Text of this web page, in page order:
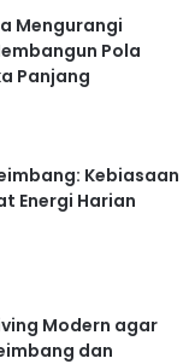
Mengurangi
Pola
Panjang
Kebiasaan
Energi Harian
Modern agar
dan